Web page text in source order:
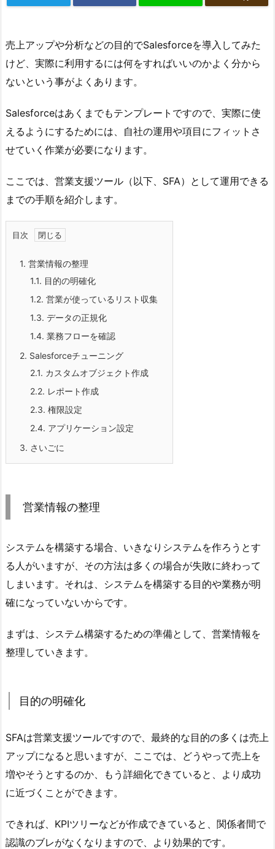
売上アップや分析などの目的でSalesforceを導入してみた
けど、実際に利用するには何をすればいいのかよく分から
ないという事がよくあります。
Salesforceはあくまでもテンプレートですので、実際に使
えるようにするためには、自社の運用や項目にフィットさ
せていく作業が必要になります。
ここでは、営業支援ツール（以下、SFA）として運用できる
までの手順を紹介します。
目次
1. 営業情報の整理
1.1. 目的の明確化
1.2. 営業が使っているリスト収集
1.3. データの正規化
1.4. 業務フローを確認
2. Salesforceチューニング
2.1. カスタムオブジェクト作成
2.2. レポート作成
2.3. 権限設定
2.4. アプリケーション設定
3. さいごに
営業情報の整理
システムを構築する場合、いきなりシステムを作ろうとす
る人がいますが、その方法は多くの場合が失敗に終わって
しまいます。それは、システムを構築する目的や業務が明
確になっていないからです。
まずは、システム構築するための準備として、営業情報を
整理していきます。
目的の明確化
SFAは営業支援ツールですので、最終的な目的の多くは売上
アップになると思いますが、ここでは、どうやって売上を
増やそうとするのか、もう詳細化できていると、より成功
に近づくことができます。
できれば、KPIツリーなどが作成できていると、関係者間で
認識のブレがなくなりますので、より効果的です。